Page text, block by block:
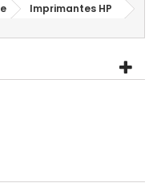
Imprimantes HP